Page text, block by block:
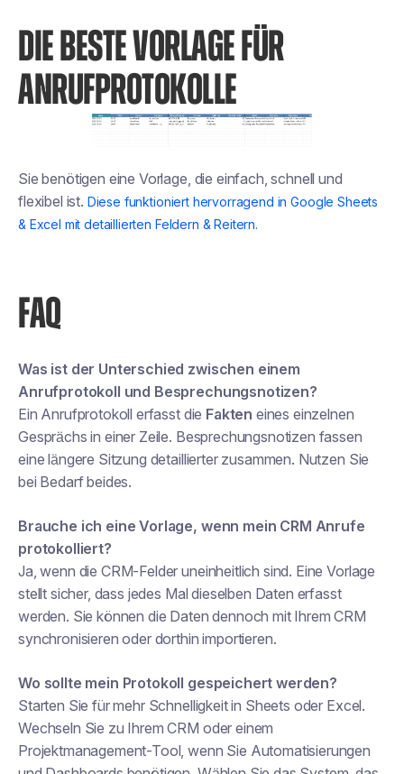
DIE BESTE VORLAGE FÜR
ANRUFPROTOKOLLE
Sie benötigen eine Vorlage, die einfach, schnell und
flexibel ist. Diese funktioniert hervorragend in Google Sheets
& Excel mit detaillierten Feldern & Reitern.
FAQ
Was ist der Unterschied zwischen einem
Anrufprotokoll und Besprechungsnotizen?
Ein Anrufprotokoll erfasst die Fakten eines einzelnen
Gesprächs in einer Zeile. Besprechungsnotizen fassen
eine längere Sitzung detaillierter zusammen. Nutzen Sie
bei Bedarf beides.
Brauche ich eine Vorlage, wenn mein CRM Anrufe
protokolliert?
Ja, wenn die CRM-Felder uneinheitlich sind. Eine Vorlage
stellt sicher, dass jedes Mal dieselben Daten erfasst
werden. Sie können die Daten dennoch mit Ihrem CRM
synchronisieren oder dorthin importieren.
Wo sollte mein Protokoll gespeichert werden?
Starten Sie für mehr Schnelligkeit in Sheets oder Excel.
Wechseln Sie zu Ihrem CRM oder einem
Projektmanagement-Tool, wenn Sie Automatisierungen